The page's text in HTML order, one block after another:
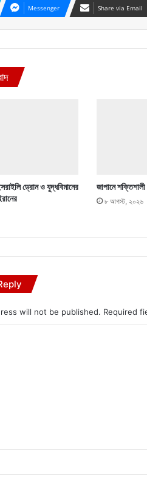
Messenger Share via Email
ড্রোন ও যুদ্ধবিমানের
জাপানে
৮ আগস্ট, ২০২৬
will not be published. Required